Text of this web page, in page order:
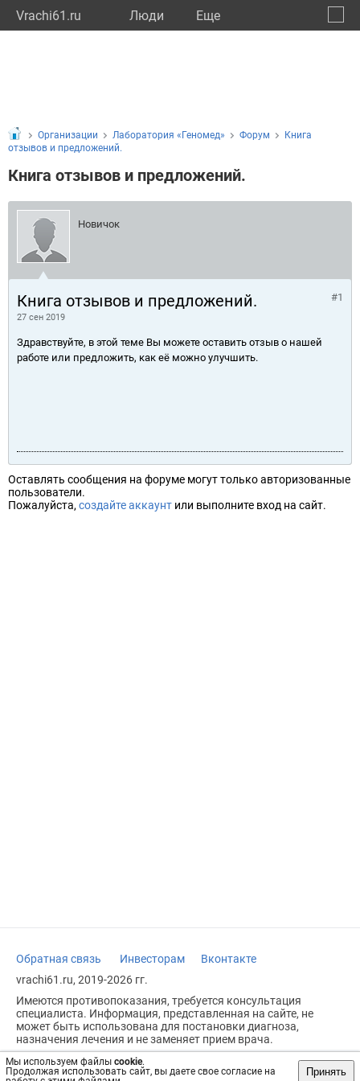
Vrachi61.ru Люди Eще
Мы используем файлы cookie.
Продолжая использовать сайт, вы даете свое согласие на
Принять
Организации Лаборатория «Геномед» Форум
Книга
отзывов и предложений.
Книга отзывов и предложений.
Новичок
Книга отзывов и предложений.
27 сен 2019
#1
Здравствуйте, в этой теме Вы можете оставить отзыв о нашей
работе или предложить, как её можно улучшить.
Оставлять сообщения на форуме могут только авторизованные
пользователи.
Пожалуйста, создайте аккаунт или выполните вход на сайт.
Обратная связь Инвесторам
Вконтакте
vrachi61.ru, 2019-2026 гг.
Имеются противопоказания, требуется консультация
специалиста. Информация, представленная на сайте, не
может быть использована для постановки диагноза,
назначения лечения и не заменяет прием врача.
Возрастное ограничение: 18+